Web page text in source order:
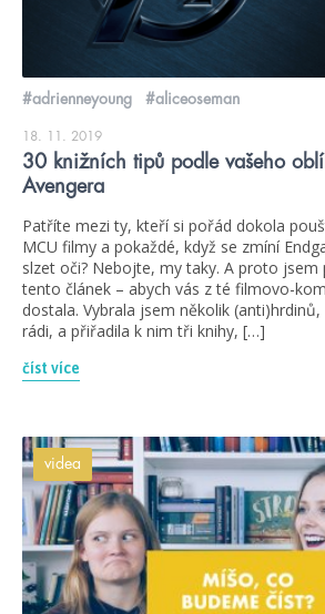
#adrienneyoung #aliceoseman
18. 11. 2019
30 knižních tipů podle vašeho
Avengera
Patříte mezi ty, kteří si pořád dokola
MCU filmy a pokaždé, když se zmíní
slzet oči? Nebojte, my taky. A proto jsem
tento článek – abych vás z té filmovo-
dostala. Vybrala jsem několik
rádi, a přiřadila k nim tři knihy, […]
číst více
videa